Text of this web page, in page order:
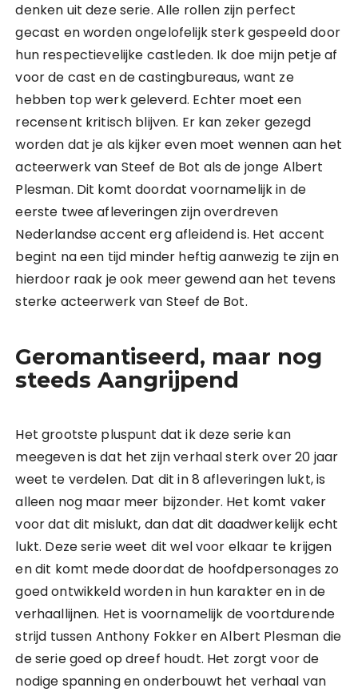
denken uit deze serie. Alle rollen zijn perfect
gecast en worden ongelofelijk sterk gespeeld door
hun respectievelijke castleden. Ik doe mijn petje af
voor de cast en de castingbureaus, want ze
hebben top werk geleverd. Echter moet een
recensent kritisch blijven. Er kan zeker gezegd
worden dat je als kijker even moet wennen aan het
acteerwerk van Steef de Bot als de jonge Albert
Plesman. Dit komt doordat voornamelijk in de
eerste twee afleveringen zijn overdreven
Nederlandse accent erg afleidend is. Het accent
begint na een tijd minder heftig aanwezig te zijn en
hierdoor raak je ook meer gewend aan het tevens
sterke acteerwerk van Steef de Bot.
Geromantiseerd, maar nog
steeds Aangrijpend
Het grootste pluspunt dat ik deze serie kan
meegeven is dat het zijn verhaal sterk over 20 jaar
weet te verdelen. Dat dit in 8 afleveringen lukt, is
alleen nog maar meer bijzonder. Het komt vaker
voor dat dit mislukt, dan dat dit daadwerkelijk echt
lukt. Deze serie weet dit wel voor elkaar te krijgen
en dit komt mede doordat de hoofdpersonages zo
goed ontwikkeld worden in hun karakter en in de
verhaallijnen. Het is voornamelijk de voortdurende
strijd tussen Anthony Fokker en Albert Plesman die
de serie goed op dreef houdt. Het zorgt voor de
nodige spanning en onderbouwt het verhaal van